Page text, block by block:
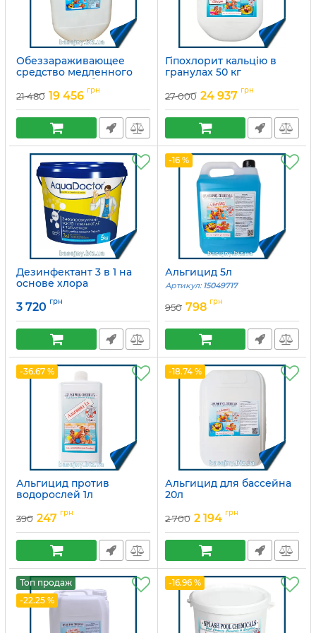
Обеззараживающее
средство медленного
действия в таблетках
Артикул: 15049680
21 480 19 456 грн
Гіпохлорит кальцію в
гранулах 50 кг
27 000 24 937 грн
Дезинфектант 3 в 1 на
основе хлора
Артикул:
3 720 грн
-16 %
Альгицид 5л
Артикул: 15049717
950 798 грн
-36.67 %
Альгицид против
водорослей 1л
390 247 грн
-18.74 %
Альгицид для бассейна
20л
2 700 2 194 грн
Топ продаж
-22.25 %
-16.96 %